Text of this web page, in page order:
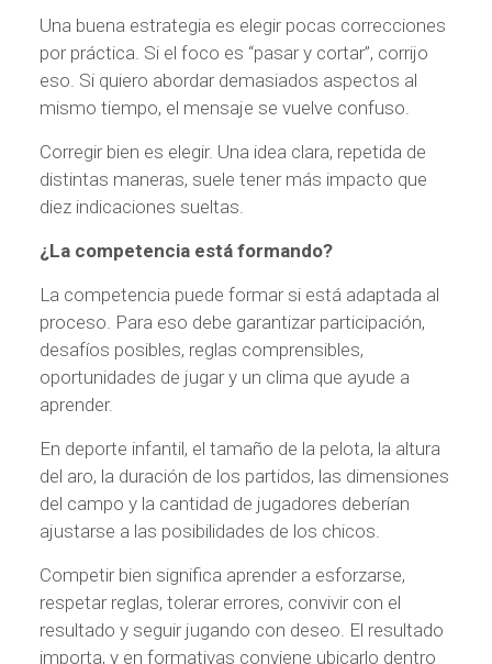
Una buena estrategia es elegir pocas correcciones
por práctica. Si el foco es “pasar y cortar”, corrijo
eso. Si quiero abordar demasiados aspectos al
mismo tiempo, el mensaje se vuelve confuso.
Corregir bien es elegir. Una idea clara, repetida de
distintas maneras, suele tener más impacto que
diez indicaciones sueltas.
¿La competencia está formando?
La competencia puede formar si está adaptada al
proceso. Para eso debe garantizar participación,
desafíos posibles, reglas comprensibles,
oportunidades de jugar y un clima que ayude a
aprender.
En deporte infantil, el tamaño de la pelota, la altura
del aro, la duración de los partidos, las dimensiones
del campo y la cantidad de jugadores deberían
ajustarse a las posibilidades de los chicos.
Competir bien significa aprender a esforzarse,
respetar reglas, tolerar errores, convivir con el
resultado y seguir jugando con deseo. El resultado
importa, y en formativas conviene ubicarlo dentro